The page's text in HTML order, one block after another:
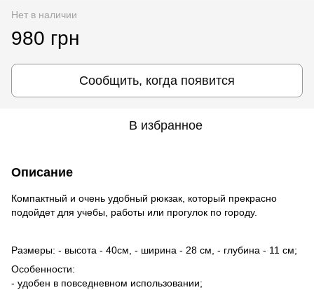
Нет в наличии
980 грн
Сообщить, когда появится
В избранное
Описание
Компактный и очень удобный рюкзак, который прекрасно
подойдет для учебы, работы или прогулок по городу.
Размеры: - высота - 40см, - ширина - 28 см, - глубина - 11 см;
Особенности:
- удобен в повседневном использовании;